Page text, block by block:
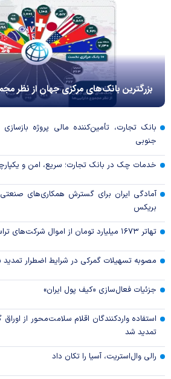
بزرگترین بانک‌های مرکزی جهان از نظر
جنوبی
خدمات چک در بانک تجارت؛ سریع، امن و
آمادگی ایران برای گسترش همکاری‌های
بریکس
تهاتر ۱۶۷۳ میلیارد تومان از اموال شرکت‌های تراستی
مصوبه تسهیلات گمرکی در شرایط اضطرار
جزئیات فعال‌سازی «کیف پول ایران»
تمدید شد
رالی وال‌استریت، آسیا را تکان داد